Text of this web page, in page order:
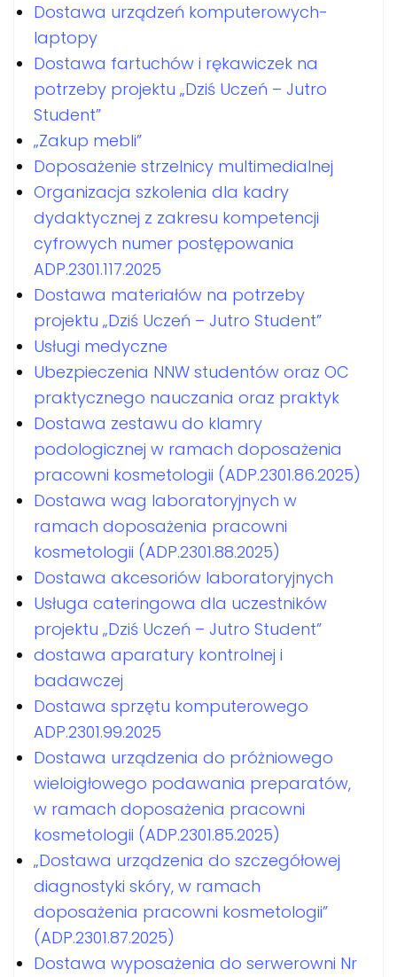
Dostawa urządzeń komputerowych-
laptopy
Dostawa fartuchów i rękawiczek na
potrzeby projektu „Dziś Uczeń – Jutro
Student”
„Zakup mebli”
Doposażenie strzelnicy multimedialnej
Organizacja szkolenia dla kadry
dydaktycznej z zakresu kompetencji
cyfrowych numer postępowania
ADP.2301.117.2025
Dostawa materiałów na potrzeby
projektu „Dziś Uczeń – Jutro Student”
Usługi medyczne
Ubezpieczenia NNW studentów oraz OC
praktycznego nauczania oraz praktyk
Dostawa zestawu do klamry
podologicznej w ramach doposażenia
pracowni kosmetologii (ADP.2301.86.2025)
Dostawa wag laboratoryjnych w
ramach doposażenia pracowni
kosmetologii (ADP.2301.88.2025)
Dostawa akcesoriów laboratoryjnych
Usługa cateringowa dla uczestników
projektu „Dziś Uczeń – Jutro Student”
dostawa aparatury kontrolnej i
badawczej
Dostawa sprzętu komputerowego
ADP.2301.99.2025
Dostawa urządzenia do próżniowego
wieloigłowego podawania preparatów,
w ramach doposażenia pracowni
kosmetologii (ADP.2301.85.2025)
„Dostawa urządzenia do szczegółowej
diagnostyki skóry, w ramach
doposażenia pracowni kosmetologii”
(ADP.2301.87.2025)
Dostawa wyposażenia do serwerowni Nr